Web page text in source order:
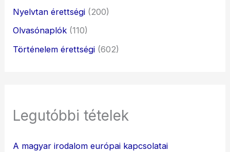
Nyelvtan érettségi (200)
Olvasónaplók (110)
Történelem érettségi (602)
Legutóbbi tételek
A magyar irodalom európai kapcsolatai